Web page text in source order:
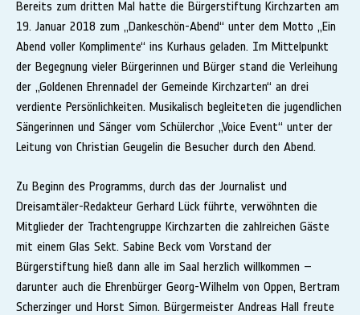
Bereits zum dritten Mal hatte die Bürgerstiftung Kirchzarten am
19. Januar 2018 zum „Dankeschön-Abend“ unter dem Motto „Ein
Abend voller Komplimente“ ins Kurhaus geladen. Im Mittelpunkt
der Begegnung vieler Bürgerinnen und Bürger stand die Verleihung
der „Goldenen Ehrennadel der Gemeinde Kirchzarten“ an drei
verdiente Persönlichkeiten. Musikalisch begleiteten die jugendlichen
Sängerinnen und Sänger vom Schülerchor „Voice Event“ unter der
Leitung von Christian Geugelin die Besucher durch den Abend.
Zu Beginn des Programms, durch das der Journalist und
Dreisamtäler-Redakteur Gerhard Lück führte, verwöhnten die
Mitglieder der Trachtengruppe Kirchzarten die zahlreichen Gäste
mit einem Glas Sekt. Sabine Beck vom Vorstand der
Bürgerstiftung hieß dann alle im Saal herzlich willkommen –
darunter auch die Ehrenbürger Georg-Wilhelm von Oppen, Bertram
Scherzinger und Horst Simon. Bürgermeister Andreas Hall freute